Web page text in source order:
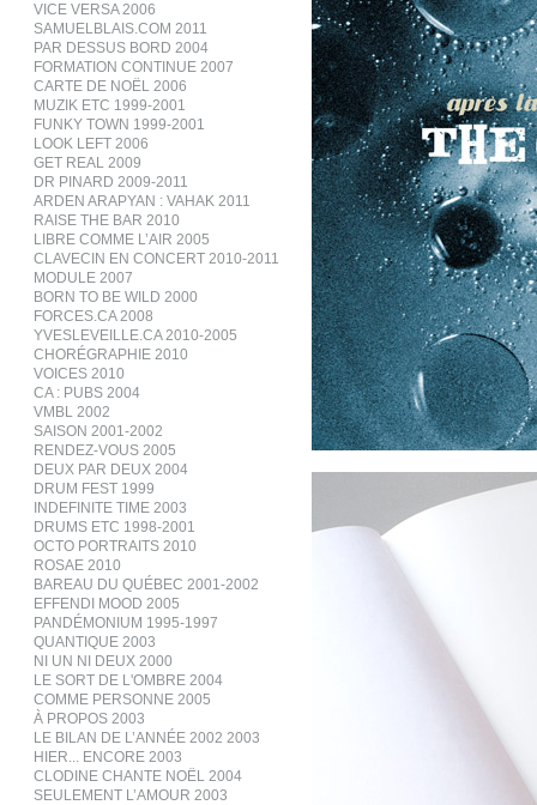
VICE VERSA 2006
SAMUELBLAIS.COM 2011
PAR DESSUS BORD 2004
FORMATION CONTINUE 2007
CARTE DE NOËL 2006
MUZIK ETC 1999-2001
FUNKY TOWN 1999-2001
LOOK LEFT 2006
GET REAL 2009
DR PINARD 2009-2011
ARDEN ARAPYAN : VAHAK 2011
RAISE THE BAR 2010
LIBRE COMME L’AIR 2005
CLAVECIN EN CONCERT 2010-2011
MODULE 2007
BORN TO BE WILD 2000
FORCES.CA 2008
YVESLEVEILLE.CA 2010-2005
CHORÉGRAPHIE 2010
VOICES 2010
CA : PUBS 2004
VMBL 2002
SAISON 2001-2002
RENDEZ-VOUS 2005
DEUX PAR DEUX 2004
DRUM FEST 1999
INDEFINITE TIME 2003
DRUMS ETC 1998-2001
OCTO PORTRAITS 2010
ROSAE 2010
BAREAU DU QUÉBEC 2001-2002
EFFENDI MOOD 2005
PANDÉMONIUM 1995-1997
QUANTIQUE 2003
NI UN NI DEUX 2000
LE SORT DE L'OMBRE 2004
COMME PERSONNE 2005
À PROPOS 2003
LE BILAN DE L’ANNÉE 2002 2003
HIER... ENCORE 2003
CLODINE CHANTE NOËL 2004
SEULEMENT L’AMOUR 2003